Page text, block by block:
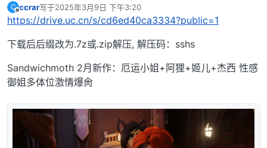
C
离线
ccrar写于2025年3月9日 下午3:20
最后由 编辑
https://drive.uc.cn/s/cd6ed40ca3334?public=1
下载后后缀改为.7z或.zip解压, 解压码：sshs
Sandwichmoth 2月新作：厄运小姐+阿狸+姬儿+杰西 性感
御姐多体位激情爆肏